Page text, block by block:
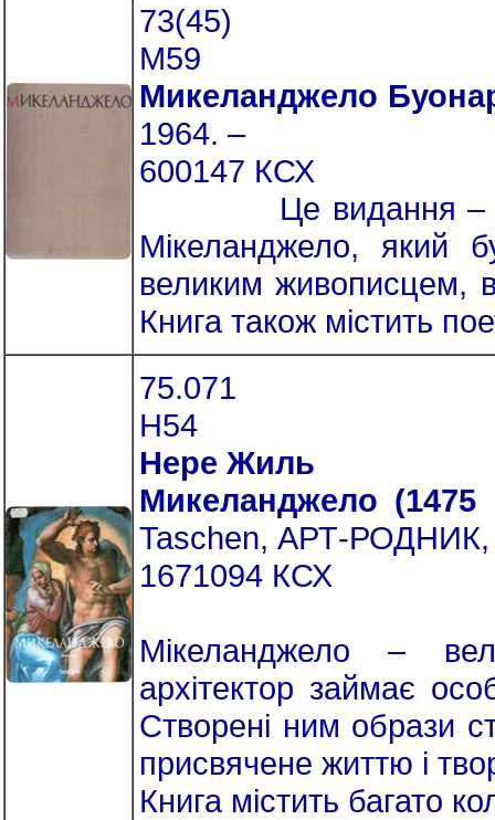
73(45)
М59
Микеланджело
1964. –
600147 КСХ
Це видання –
Мікеланджело, який
великим живописцем,
Книга також містить
75.071
Н54
Нере Жиль
Микеланджело (1475
Taschen, АРТ-РОДНИК,
1671094 КСХ
Мікеланджело –
архітектор займає
Створені ним образи
присвячене життю і
Книга містить багато